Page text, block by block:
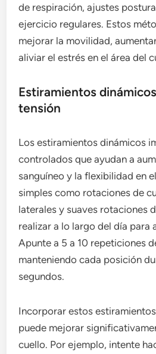
de respiración, ajustes
ejercicio regulares. Estos
mejorar la movilidad,
aliviar el estrés en el área del
Estiramientos
tensión
Los estiramientos dinámicos
controlados que ayudan a
sanguíneo y la flexibilidad en
simples como rotaciones de
laterales y suaves rotaciones
realizar a lo largo del día para
Apunte a 5 a 10 repeticiones
manteniendo cada posición
segundos.
Incorporar estos
puede mejorar
cuello. Por ejemplo, intente